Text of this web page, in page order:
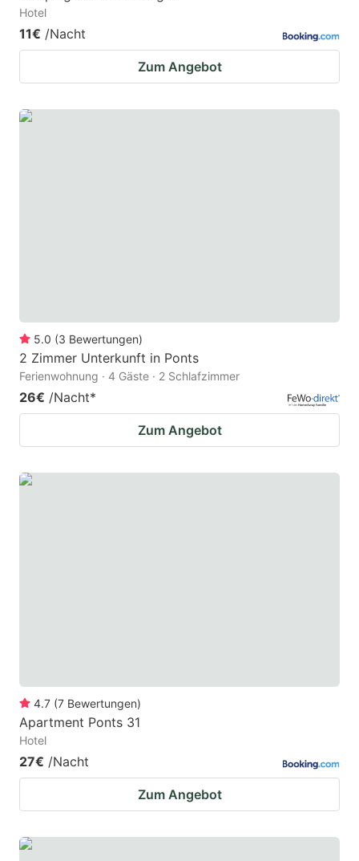
Hotel
11€ /Nacht
Zum Angebot
5.0 (3 Bewertungen)
2 Zimmer Unterkunft in Ponts
Ferienwohnung · 4 Gäste · 2 Schlafzimmer
26€ /Nacht*
Zum Angebot
4.7 (7 Bewertungen)
Apartment Ponts 31
Hotel
27€ /Nacht
Zum Angebot